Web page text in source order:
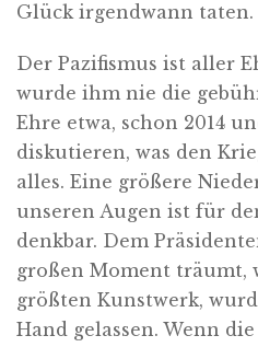
Glück irgendwann taten.
Der Pazifismus ist aller
wurde ihm nie die
Ehre etwa, schon 2014
diskutieren, was den
alles. Eine größere
unseren Augen ist für
denkbar. Dem
großen Moment träumt,
größten Kunstwerk,
Hand gelassen. Wenn